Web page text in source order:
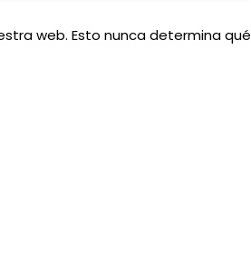
web. Esto nunca determina qué